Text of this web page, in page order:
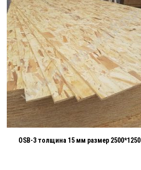
OSB-3 толщина 15 мм размер 2500*1250